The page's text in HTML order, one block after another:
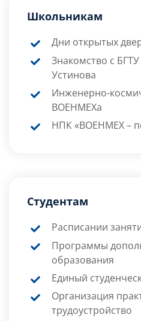
Школьникам
Дни открытых
Знакомство с
Устинова
Инженерно-
ВОЕНМЕХа
НПК «ВОЕНМЕХ –
Студентам
Расписании
Программы
образования
Единый
Организация
трудоустройство